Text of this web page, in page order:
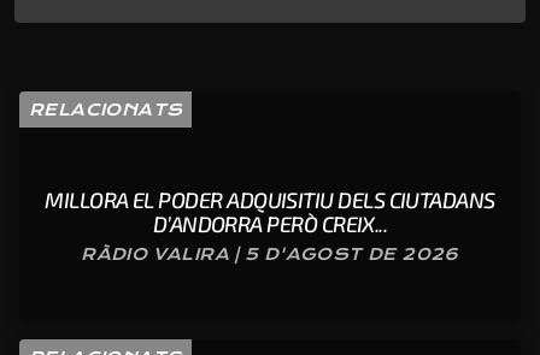
RELACIONATS
MILLORA EL PODER ADQUISITIU DELS CIUTADANS
D’ANDORRA PERÒ CREIX...
RÀDIO VALIRA | 5 D'AGOST DE 2026